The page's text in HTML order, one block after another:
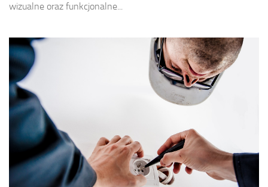
wizualne oraz funkcjonalne...